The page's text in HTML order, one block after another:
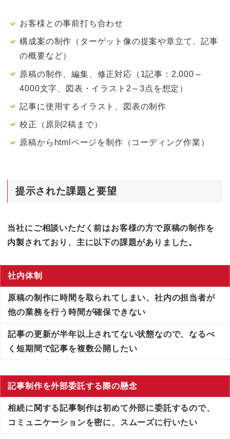
お客様との事前打ち合わせ
構成案の制作（ターゲット像の提案や章立て、記事
の概要など）
原稿の制作、編集、修正対応（1記事：2,000～
4000文字、図表・イラスト2～3点を想定）
記事に使用するイラスト、図表の制作
校正（原則2稿まで）
原稿からhtmlページを制作（コーディング作業）
提示された課題と要望
当社にご相談いただく前はお客様の方で原稿の制作を
内製されており、主に以下の課題がありました。
社内体制
原稿の制作に時間を取られてしまい、社内の担当者が
他の業務を行う時間が確保できない
記事の更新が半年以上されてない状態なので、なるべ
く短期間で記事を複数公開したい
記事制作を外部委託する際の懸念
相続に関する記事制作は初めて外部に委託するので、
コミュニケーションを密に、スムーズに行いたい